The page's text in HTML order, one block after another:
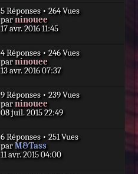
e
e
s
s
a
e
i
e
r
e
s
s
a
e
5 Réponses • 264 Vues
D
e
i
e
r
e
s
s
a
e
parninouee
17 avr. 2016 11:45
4 Réponses • 246 Vues
D
e
i
e
r
e
s
s
a
parninouee
13 avr. 2016 07:37
9 Réponses • 239 Vues
D
e
i
e
r
parninouee
08 juil. 2015 22:49
6 Réponses • 251 Vues
D
e
parM&Tass
11 avr. 2015 04:00